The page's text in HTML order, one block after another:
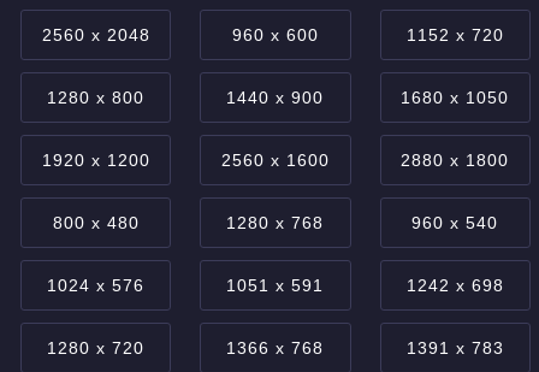
2560 x 2048 960 x 600 1152 x 720
1280 x 800 1440 x 900 1680 x 1050
1920 x 1200 2560 x 1600 2880 x 1800
800 x 480 1280 x 768 960 x 540
1024 x 576 1051 x 591 1242 x 698
1280 x 720 1366 x 768 1391 x 783